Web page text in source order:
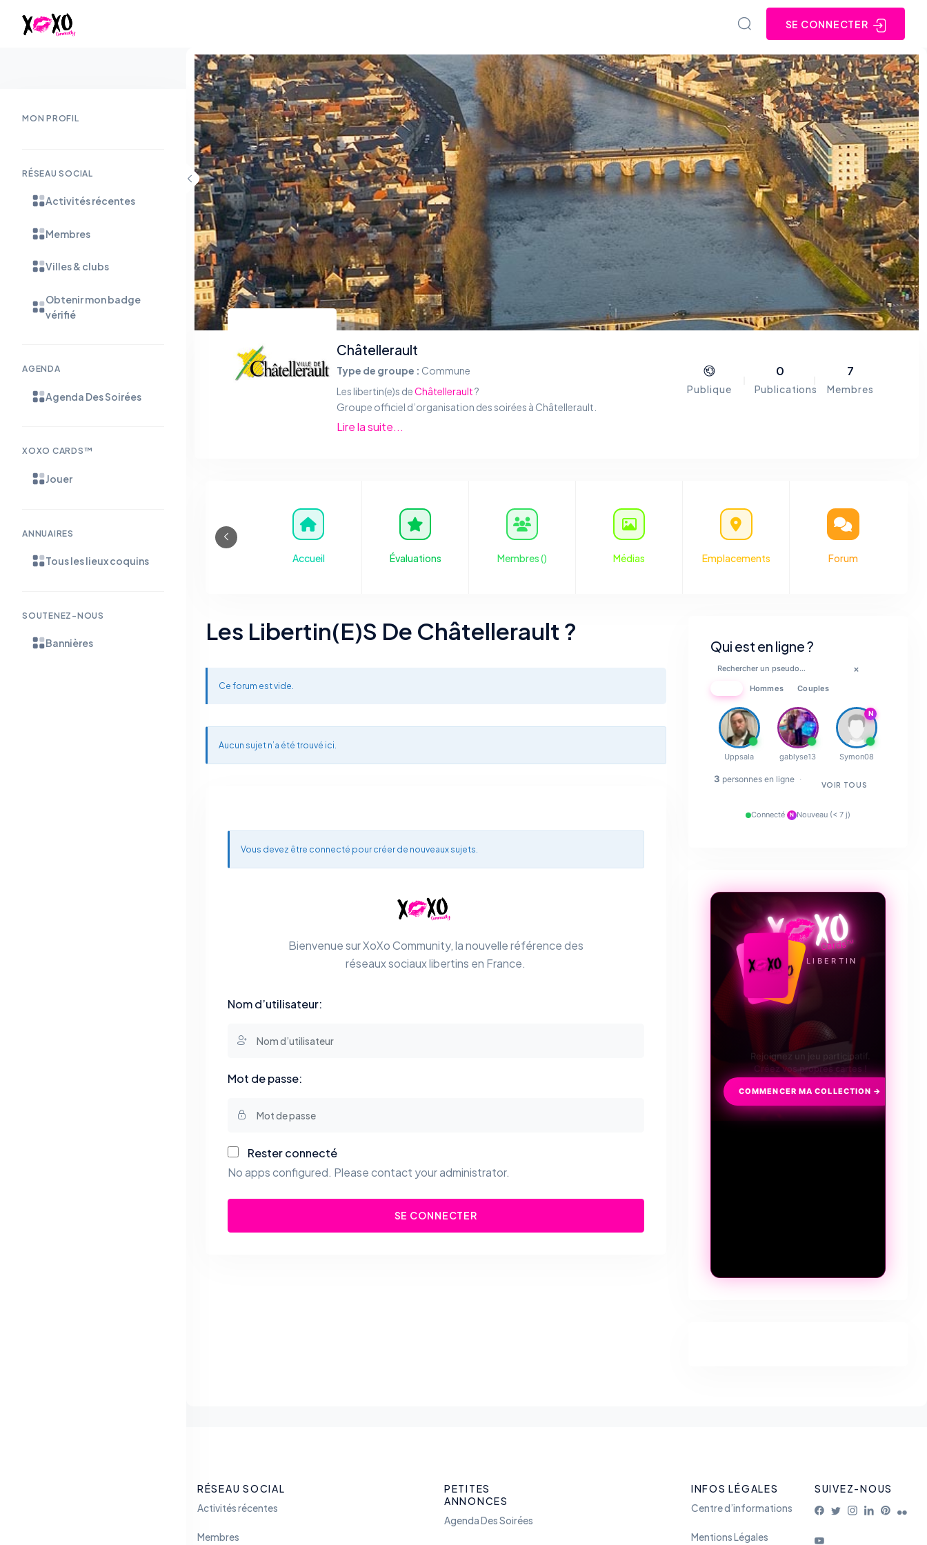
MON PROFIL
RÉSEAU SOCIAL
Activités récentes
Membres
Villes & clubs
Obtenir mon badge
vérifié
AGENDA
Agenda Des Soirées
XOXO CARDS™
Jouer
ANNUAIRES
Tous les lieux coquins
SOUTENEZ-NOUS
Bannières
SE CONNECTER
Châtellerault
Type de groupe : Commune
Les libertin(e)s deChâtellerault?
Groupe officiel d’organisation des soirées à Châtellerault.
Châtellerault est une commune du Centre-Ouest de la France,
Lire la suite...
Publique
0
Publications
7
Membres
Accueil Évaluations Membres () Médias Emplacements Forum
Les Libertin(e)s De Châtellerault ?
Ce forum est vide.
Aucun sujet n’a été trouvé ici.
Vous devez être connecté pour créer de nouveaux sujets.
Bienvenue sur XoXo Community, la nouvelle référence des
réseaux sociaux libertins en France.
Nom d’utilisateur:
Mot de passe:
Rester connecté
No apps configured. Please contact your administrator.
SE CONNECTER
Qui est en ligne ?
×
Hommes Couples
Uppsala gablyse13
N
Symon08
3 personnes en ligne ·
VOIR TOUS
Connecté· N Nouveau (< 7 j)
💋
LE JEU LIBERTIN
Collectionnez, échangez, discutez
et surtout frissonnez...
COMMENCER MA COLLECTION →
RÉSEAU SOCIAL
Activités récentes
Membres
PETITES
ANNONCES
Agenda Des Soirées
INFOS LÉGALES
Centre d’informations
Mentions Légales
SUIVEZ-NOUS